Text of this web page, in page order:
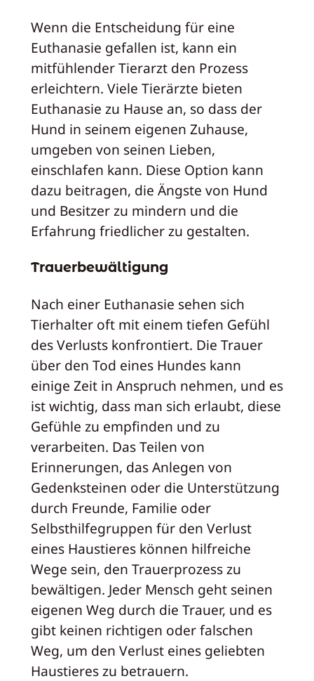
Wenn die Entscheidung für eine
Euthanasie gefallen ist, kann ein
mitfühlender Tierarzt den Prozess
erleichtern. Viele Tierärzte bieten
Euthanasie zu Hause an, so dass der
Hund in seinem eigenen Zuhause,
umgeben von seinen Lieben,
einschlafen kann. Diese Option kann
dazu beitragen, die Ängste von Hund
und Besitzer zu mindern und die
Erfahrung friedlicher zu gestalten.
Trauerbewältigung
Nach einer Euthanasie sehen sich
Tierhalter oft mit einem tiefen Gefühl
des Verlusts konfrontiert. Die Trauer
über den Tod eines Hundes kann
einige Zeit in Anspruch nehmen, und es
ist wichtig, dass man sich erlaubt, diese
Gefühle zu empfinden und zu
verarbeiten. Das Teilen von
Erinnerungen, das Anlegen von
Gedenksteinen oder die Unterstützung
durch Freunde, Familie oder
Selbsthilfegruppen für den Verlust
eines Haustieres können hilfreiche
Wege sein, den Trauerprozess zu
bewältigen. Jeder Mensch geht seinen
eigenen Weg durch die Trauer, und es
gibt keinen richtigen oder falschen
Weg, um den Verlust eines geliebten
Haustieres zu betrauern.